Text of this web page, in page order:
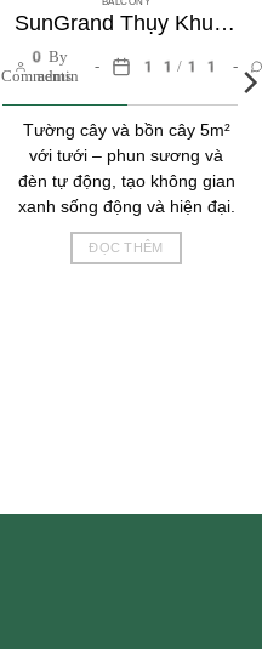
0
Comments
BALCONY
SunGrand Thụy Khuê | Tường cây và bồn cây 5m² với hệ thống tự động
By
admin
11/11
Tường cây và bồn cây 5m²
với tưới – phun sương và
đèn tự động, tạo không gian
xanh sống động và hiện đại.
ĐỌC THÊM